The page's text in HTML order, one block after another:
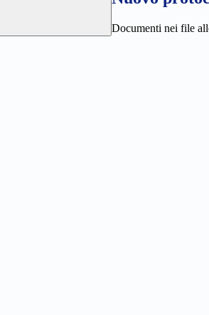
Documenti nei file